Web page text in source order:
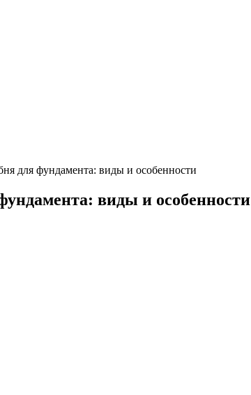
для фундамента: виды и особенности
виды и особенности